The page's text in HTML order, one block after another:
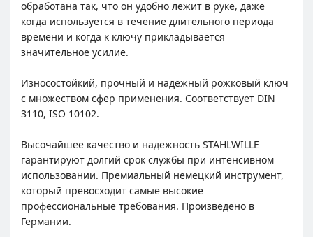
обработана так, что он удобно лежит в руке, даже
когда используется в течение длительного периода
времени и когда к ключу прикладывается
значительное усилие.
Износостойкий, прочный и надежный рожковый ключ
с множеством сфер применения. Соответствует DIN
3110, ISO 10102.
Высочайшее качество и надежность STAHLWILLE
гарантируют долгий срок службы при интенсивном
использовании. Премиальный немецкий инструмент,
который превосходит самые высокие
профессиональные требования. Произведено в
Германии.